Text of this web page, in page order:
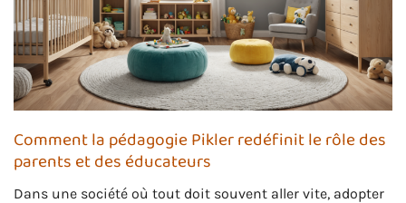
Comment la pédagogie Pikler redéfinit le rôle des
parents et des éducateurs
Dans une société où tout doit souvent aller vite, adopter